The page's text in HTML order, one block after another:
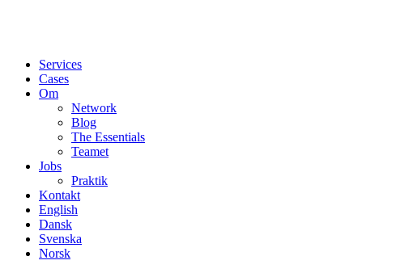
Services
Cases
Om
Network
Blog
The Essentials
Teamet
Jobs
Praktik
Kontakt
English
Dansk
Svenska
Norsk